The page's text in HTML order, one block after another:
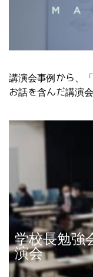
講演会事例から、
お話を含んだ講演
学校長勉強
演会